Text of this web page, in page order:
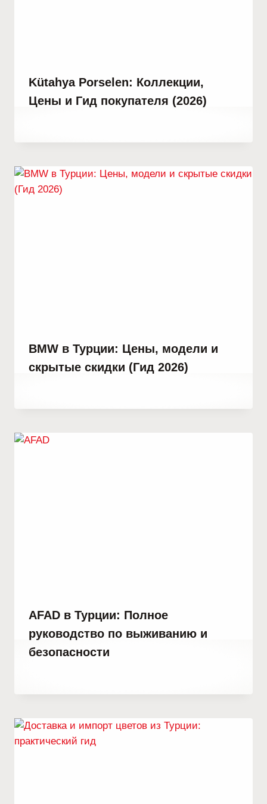
Kütahya Porselen: Коллекции,
Цены и Гид покупателя (2026)
BMW в Турции: Цены, модели и
скрытые скидки (Гид 2026)
AFAD в Турции: Полное
руководство по выживанию и
безопасности